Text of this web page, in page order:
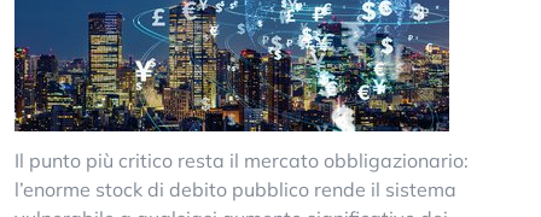
Il punto più critico resta il mercato obbligazionario:
l’enorme stock di debito pubblico rende il sistema